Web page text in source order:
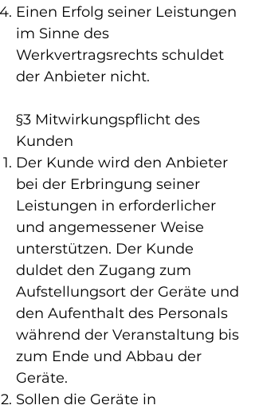
Einen Erfolg seiner Leistungen
im Sinne des
Werkvertragsrechts schuldet
der Anbieter nicht.
§3 Mitwirkungspflicht des
Kunden
Der Kunde wird den Anbieter
bei der Erbringung seiner
Leistungen in erforderlicher
und angemessener Weise
unterstützen. Der Kunde
duldet den Zugang zum
Aufstellungsort der Geräte und
den Aufenthalt des Personals
während der Veranstaltung bis
zum Ende und Abbau der
Geräte.
Sollen die Geräte in